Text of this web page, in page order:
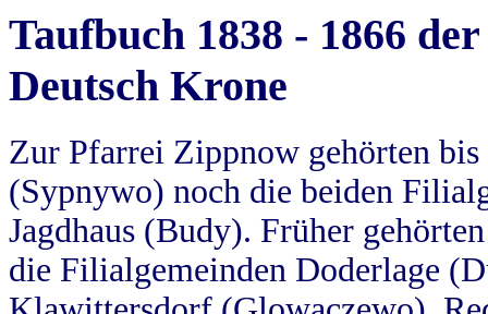
Taufbuch 1838 - 1866
Deutsch Krone
Zur Pfarrei Zippnow gehörten
(Sypnywo) noch die beiden
Jagdhaus (Budy). Früher
die Filialgemeinden Doderlage